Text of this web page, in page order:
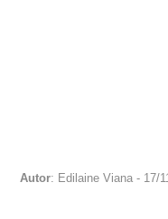
Autor: Edilaine Viana - 17/